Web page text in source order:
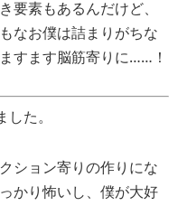
要素もあるんだけど、
なお僕は詰まりがちな
すます脳筋寄りに……！
た。
ション寄りの作りにな
かり怖いし、僕が大好